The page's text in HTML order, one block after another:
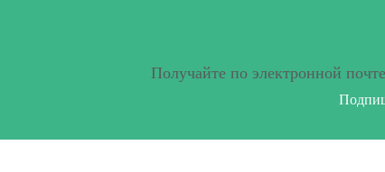
Получайте по электронной